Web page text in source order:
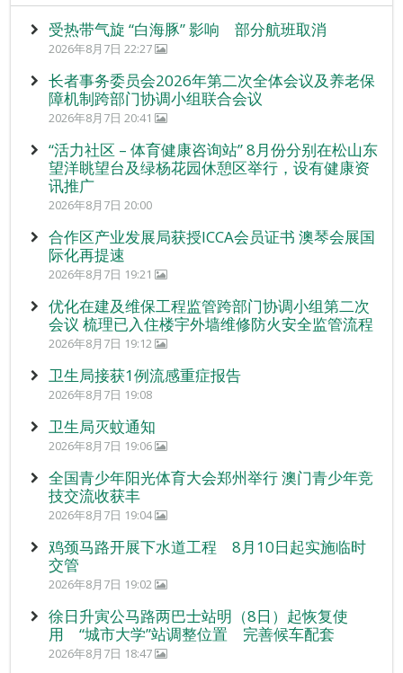
受热带气旋 “白海豚” 影响 部分航班取消
2026年8月7日 22:27
长者事务委员会2026年第二次全体会议及养老保
障机制跨部门协调小组联合会议
2026年8月7日 20:41
“活力社区 – 体育健康咨询站” 8月份分别在松山东
望洋眺望台及绿杨花园休憩区举行，设有健康资
讯推广
2026年8月7日 20:00
合作区产业发展局获授ICCA会员证书 澳琴会展国
际化再提速
2026年8月7日 19:21
优化在建及维保工程监管跨部门协调小组第二次
会议 梳理已入住楼宇外墙维修防火安全监管流程
2026年8月7日 19:12
卫生局接获1例流感重症报告
2026年8月7日 19:08
卫生局灭蚊通知
2026年8月7日 19:06
全国青少年阳光体育大会郑州举行 澳门青少年竞
技交流收获丰
2026年8月7日 19:04
鸡颈马路开展下水道工程 8月10日起实施临时
交管
2026年8月7日 19:02
徐日升寅公马路两巴士站明（8日）起恢复使
用 “城市大学”站调整位置 完善候车配套
2026年8月7日 18:47